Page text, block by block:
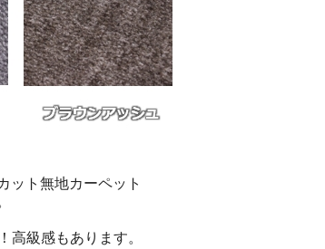
ット無地カーペット
高級感もあります。